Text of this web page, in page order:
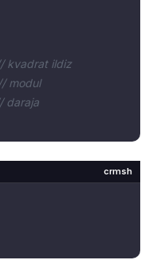
kvadrat ildiz
modul
daraja
crmsh